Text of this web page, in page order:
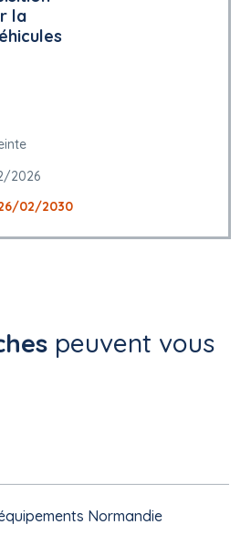
la
2026
02/2030
peuvent vous
Normandie